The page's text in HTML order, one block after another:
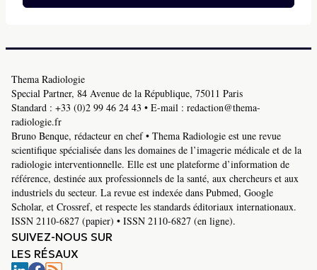
Thema Radiologie
Special Partner, 84 Avenue de la République, 75011 Paris
Standard : +33 (0)2 99 46 24 43 • E-mail : redaction@thema-
radiologie.fr
Bruno Benque, rédacteur en chef • Thema Radiologie est une revue
scientifique spécialisée dans les domaines de l’imagerie médicale et de la
radiologie interventionnelle. Elle est une plateforme d’information de
référence, destinée aux professionnels de la santé, aux chercheurs et aux
industriels du secteur. La revue est indexée dans Pubmed, Google
Scholar, et Crossref, et respecte les standards éditoriaux internationaux.
ISSN 2110-6827 (papier) • ISSN 2110-6827 (en ligne).
SUIVEZ-NOUS SUR
LES RÉSAUX